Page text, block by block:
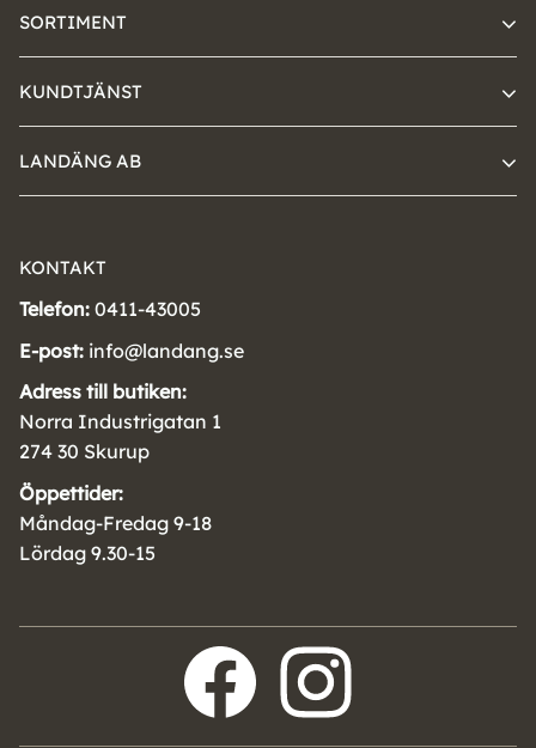
SORTIMENT
KUNDTJÄNST
LANDÄNG AB
KONTAKT
Telefon: 0411-43005
E-post: info@landang.se
Adress till butiken:
Norra Industrigatan 1
274 30 Skurup
Öppettider:
Måndag-Fredag 9-18
Lördag 9.30-15